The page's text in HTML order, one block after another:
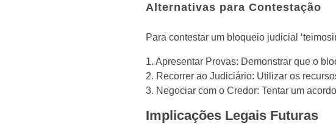
Alternativas para Contestação
Para contestar um bloqueio judicial
1. Apresentar Provas: Demonstrar que o
2. Recorrer ao Judiciário: Utilizar os
3. Negociar com o Credor: Tentar um
Implicações Legais Futuras